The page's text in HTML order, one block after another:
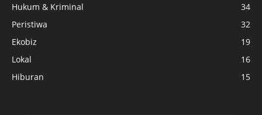
Hukum & Kriminal
34
Peristiwa
32
Ekobiz
19
Lokal
16
Hiburan
15